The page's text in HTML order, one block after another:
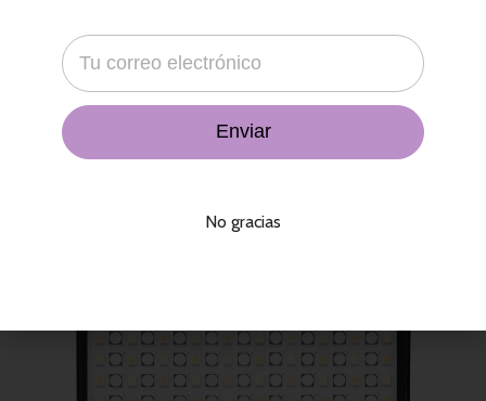
5,500.00
Farol Vintage (Venta)
No gracias